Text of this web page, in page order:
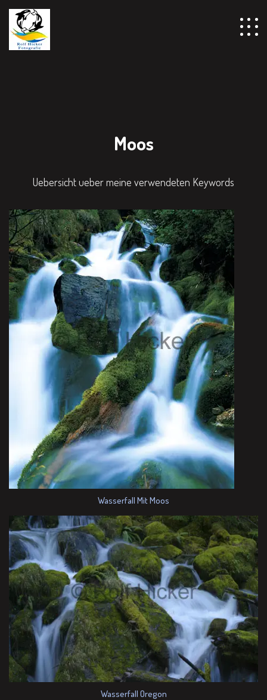
Moos
Uebersicht ueber meine verwendeten Keywords
Wasserfall Mit Moos
Wasserfall Oregon